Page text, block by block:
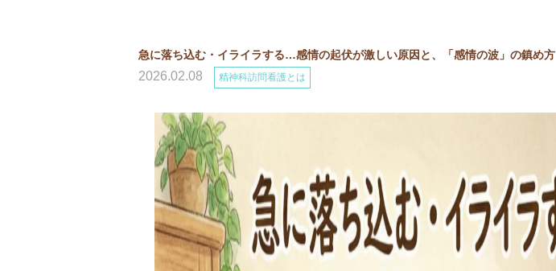
急に落ち込む・イライラする…感情の起伏が激しい原因と、「感情の波」の鎮め方
2026.02.08 精神科訪問看護とは